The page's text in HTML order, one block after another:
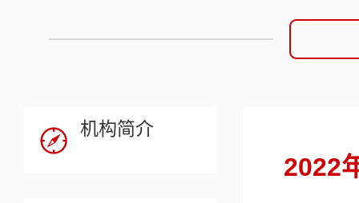
机构简介
2022